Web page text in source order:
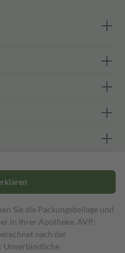
Sie die Packungsbeilage und
in Ihrer Apotheke. AVP:
nach der
Unverbindliche